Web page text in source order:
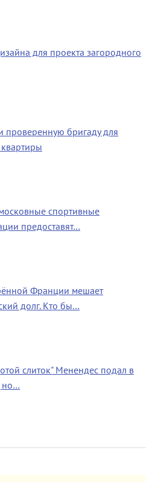
для проекта загородного
проверенную бригаду для
спортивные
предоставят…
Франции мешает
долг. Кто бы…
слиток" Менендес подал в
но…